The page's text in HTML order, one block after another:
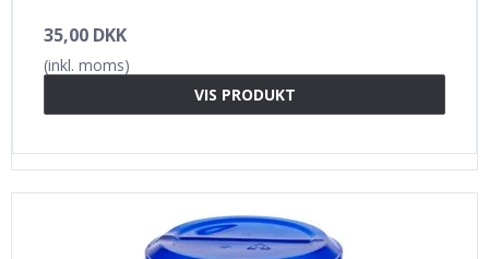
35,00 DKK
(inkl. moms)
VIS PRODUKT